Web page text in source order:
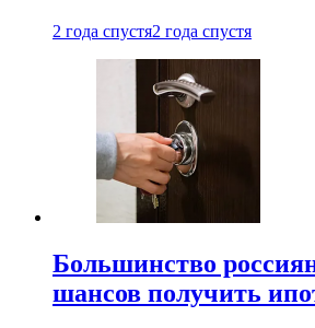
2 года спустя2 года спустя
Большинство
шансов получить